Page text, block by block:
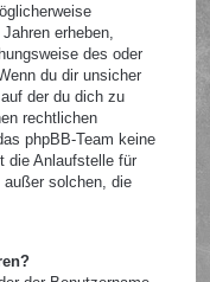
erheben,
des oder
du dir unsicher
der du dich zu
rechtlichen
phpBB-Team keine
die Anlaufstelle für
außer solchen, die